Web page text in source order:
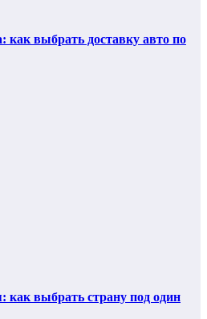
как выбрать доставку авто по
как выбрать страну под один